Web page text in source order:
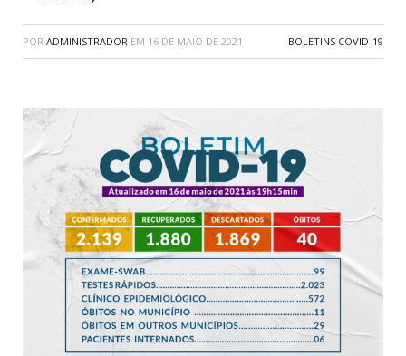
POR ADMINISTRADOR EM 16 DE MAIO DE 2021 BOLETINS COVID-19